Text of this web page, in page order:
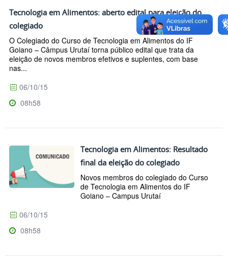
Tecnologia em Alimentos: aberto edital para eleição do
colegiado
O Colegiado do Curso de Tecnologia em Alimentos do IF
Goiano – Câmpus Urutaí torna público edital que trata da
eleição de novos membros efetivos e suplentes, com base
nas...
06/10/15
08h58
Tecnologia em Alimentos: Resultado
final da eleição do colegiado
Novos membros do colegiado do Curso
de Tecnologia em Alimentos do IF
Goiano – Campus Urutaí
06/10/15
08h58